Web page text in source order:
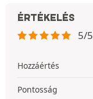
ÉRTÉKELÉS
5/5
Hozzáértés
Pontosság